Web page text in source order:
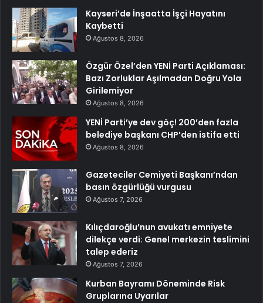
Kayseri’de İnşaatta İşçi Hayatını
Kaybetti
Ağustos 8, 2026
Özgür Özel’den YENİ Parti Açıklaması:
Bazı Zorluklar Aşılmadan Doğru Yola
Girilemiyor
Ağustos 8, 2026
YENİ Parti’ye dev göç! 200’den fazla
belediye başkanı CHP’den istifa etti
Ağustos 8, 2026
Gazeteciler Cemiyeti Başkanı’ndan
basın özgürlüğü vurgusu
Ağustos 7, 2026
Kılıçdaroğlu’nun avukatı emniyete
dilekçe verdi: Genel merkezin teslimini
talep ederiz
Ağustos 7, 2026
Kurban Bayramı Döneminde Risk
Gruplarına Uyarılar